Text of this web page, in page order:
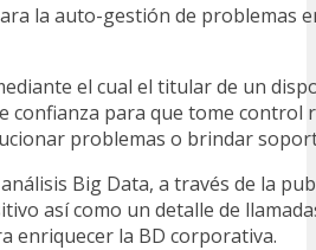
la auto-gestión de problemas
el cual el titular de un
confianza para que tome
problemas o brindar
Big Data, a través de la
así como un detalle de
enriquecer la BD corporativa.